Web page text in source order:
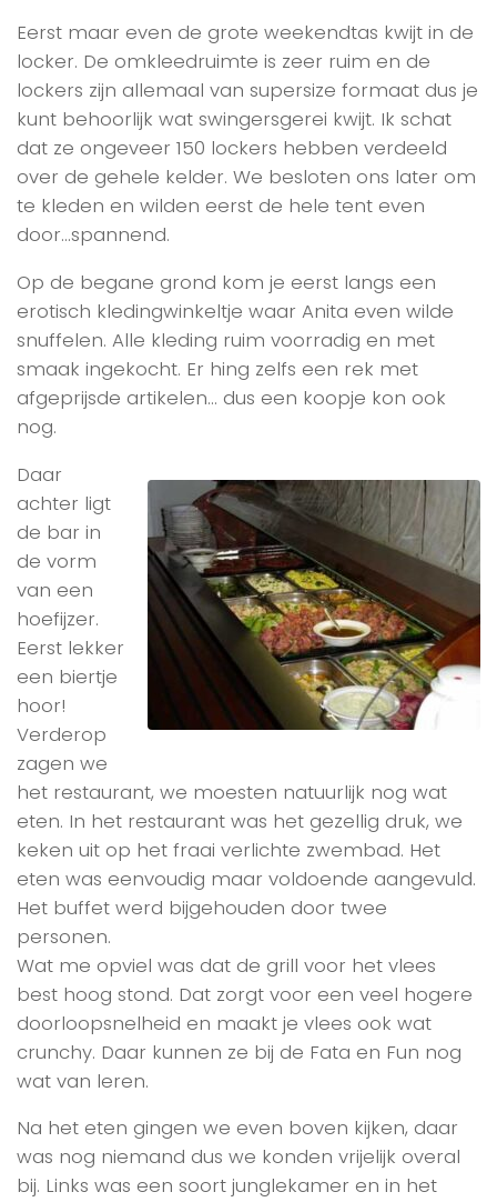
Eerst maar even de grote weekendtas kwijt in de
locker. De omkleedruimte is zeer ruim en de
lockers zijn allemaal van supersize formaat dus je
kunt behoorlijk wat swingersgerei kwijt. Ik schat
dat ze ongeveer 150 lockers hebben verdeeld
over de gehele kelder. We besloten ons later om
te kleden en wilden eerst de hele tent even
door…spannend.
Op de begane grond kom je eerst langs een
erotisch kledingwinkeltje waar Anita even wilde
snuffelen. Alle kleding ruim voorradig en met
smaak ingekocht. Er hing zelfs een rek met
afgeprijsde artikelen… dus een koopje kon ook
nog.
Daar
achter ligt
de bar in
de vorm
van een
hoefijzer.
Eerst lekker
een biertje
hoor!
Verderop
zagen we
het restaurant, we moesten natuurlijk nog wat
eten. In het restaurant was het gezellig druk, we
keken uit op het fraai verlichte zwembad. Het
eten was eenvoudig maar voldoende aangevuld.
Het buffet werd bijgehouden door twee
personen.
Wat me opviel was dat de grill voor het vlees
best hoog stond. Dat zorgt voor een veel hogere
doorloopsnelheid en maakt je vlees ook wat
crunchy. Daar kunnen ze bij de Fata en Fun nog
wat van leren.
Na het eten gingen we even boven kijken, daar
was nog niemand dus we konden vrijelijk overal
bij. Links was een soort junglekamer en in het